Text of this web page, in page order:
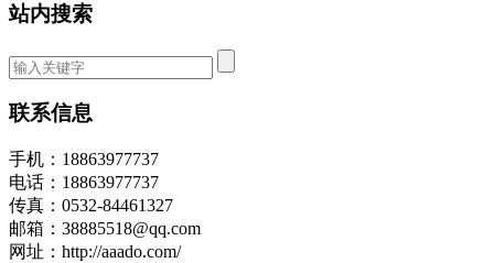
站内搜索
联系信息
手机：18863977737
电话：18863977737
传真：0532-84461327
邮箱：38885518@qq.com
网址：http://aaado.com/